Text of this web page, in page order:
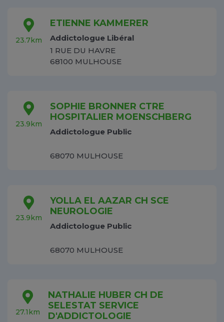
23.7km
ETIENNE KAMMERER
Addictologue Libéral
1 RUE DU HAVRE
68100 MULHOUSE
23.9km
SOPHIE BRONNER CTRE
HOSPITALIER MOENSCHBERG
Addictologue Public
68070 MULHOUSE
23.9km
YOLLA EL AAZAR CH SCE
NEUROLOGIE
Addictologue Public
68070 MULHOUSE
27.1km
NATHALIE HUBER CH DE
SELESTAT SERVICE
D'ADDICTOLOGIE